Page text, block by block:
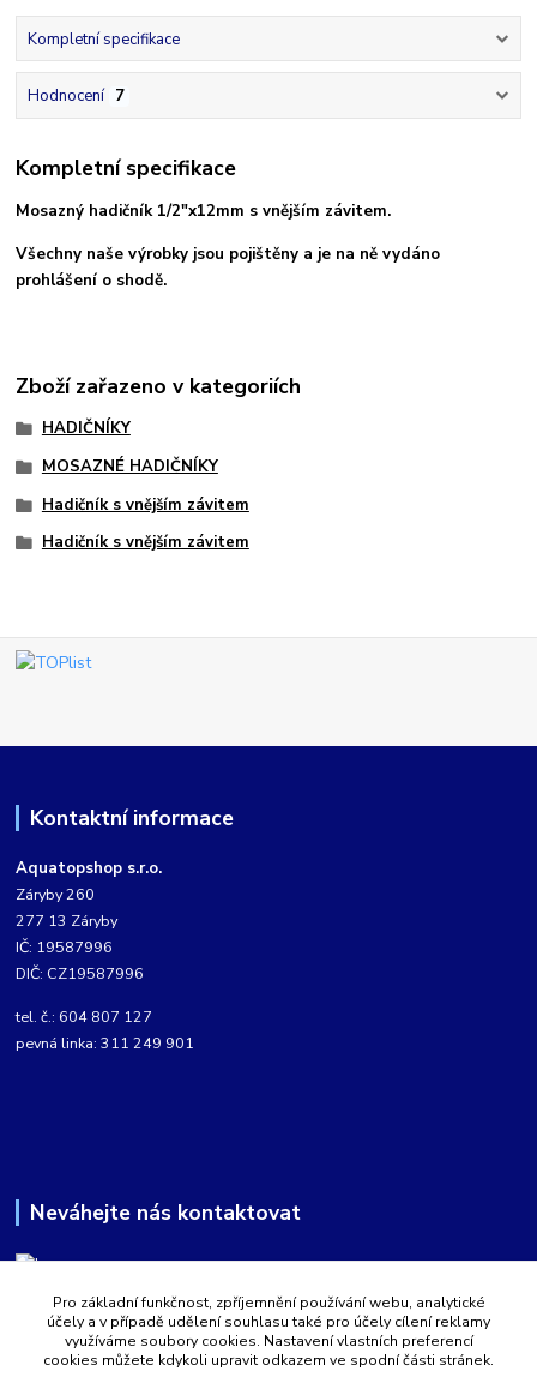
Kompletní specifikace
Hodnocení 7
Kompletní specifikace
Mosazný hadičník 1/2"x12mm s vnějším závitem.
Všechny naše výrobky jsou pojištěny a je na ně vydáno
prohlášení o shodě.
Zboží zařazeno v kategoriích
HADIČNÍKY
MOSAZNÉ HADIČNÍKY
Hadičník s vnějším závitem
Hadičník s vnějším závitem
Kontaktní informace
Aquatopshop s.r.o.
Záryby 260
277 13 Záryby
IČ: 19587996
DIČ: CZ19587996
tel. č.: 604 807 127
pevná linka: 311 249 901
Neváhejte nás kontaktovat
Martin Kabíček
8:00 - 16:00 hod.
Pro základní funkčnost, zpříjemnění používání webu, analytické
účely a v případě udělení souhlasu také pro účely cílení reklamy
využíváme soubory cookies. Nastavení vlastních preferencí
cookies můžete kdykoli upravit odkazem ve spodní části stránek.